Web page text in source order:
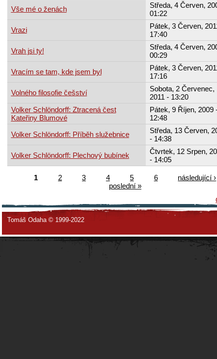
Vše mé o ženách
Středa, 4 Červen,
01:22
Vrazi
Pátek, 3 Červen,
17:40
Vrah jsi ty!
Středa, 4 Červen,
00:29
Vracím se tam, kde jsem byl
Pátek, 3 Červen,
17:16
Volného filosofie češství
Sobota, 2 Červenec,
2011 - 13:20
Volker Schlöndorff: Ztracená čest
Kateřiny Blumové
Pátek, 9 Říjen, 2009
12:48
Volker Schlöndorff: Příběh služebnice
Středa, 13 Červen,
- 14:38
Volker Schlöndorff: Plechový bubínek
Čtvrtek, 12 Srpen,
- 14:05
1 2 3 4 5 6
následující ›
poslední »
Tomáš Odaha © 1999-2022